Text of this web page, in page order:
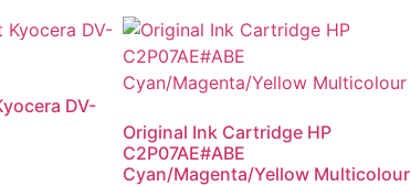
DV-
Original Ink Cartridge HP
C2P07AE#ABE
Cyan/Magenta/Yellow Multicolour